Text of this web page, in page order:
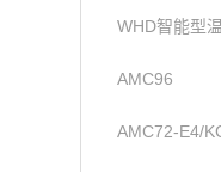
WHD智能型
AMC96
AMC72-E4/